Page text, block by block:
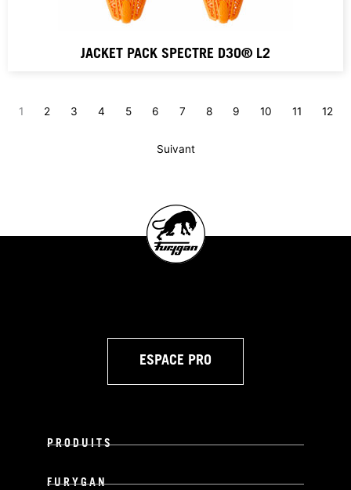
JACKET PACK SPECTRE D3O® L2
1 2 3 4 5 6 7 8 9 10 11 12
Suivant
ESPACE PRO
PRODUITS
FURYGAN